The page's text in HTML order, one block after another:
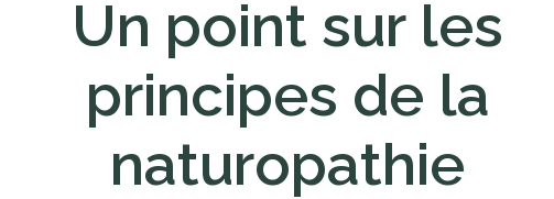
Un point sur les
principes de la
naturopathie